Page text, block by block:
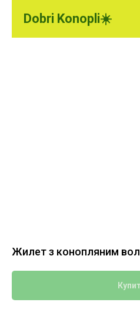
Dobri Konopli☀️
Жилет з конопляним